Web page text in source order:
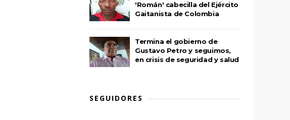
'Román' cabecilla del Ejército
Gaitanista de Colombia
Termina el gobierno de
Gustavo Petro y seguimos,
en crisis de seguridad y salud
SEGUIDORES